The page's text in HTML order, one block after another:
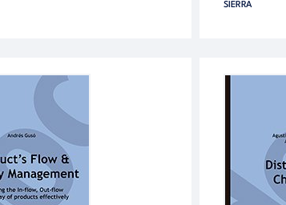
SIERRA